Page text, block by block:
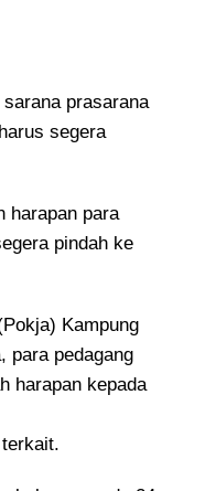
prasarana
segera
harapan para
pindah ke
Kampung
para pedagang
harapan kepada